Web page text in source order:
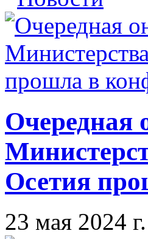
Очередная
Осетия
23 мая 2024 г.